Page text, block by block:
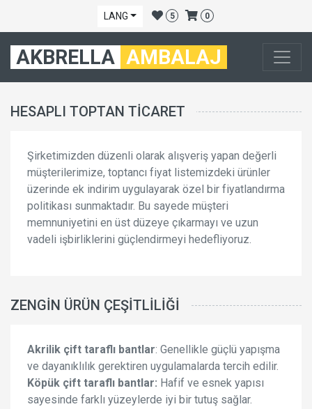
LANG 5 0
AKBRELLA AMBALAJ
HESAPLI TOPTAN TICARET
Şirketimizden düzenli olarak alışveriş yapan değerli
müşterilerimize, toptancı fiyat listemizdeki ürünler
üzerinde ek indirim uygulayarak özel bir fiyatlandırma
politikası sunmaktadır. Bu sayede müşteri
memnuniyetini en üst düzeye çıkarmayı ve uzun
vadeli işbirliklerini güçlendirmeyi hedefliyoruz.
ZENGIN ÜRÜN ÇEŞITLILIĞI
Akrilik çift taraflı bantlar: Genellikle güçlü yapışma
ve dayanıklılık gerektiren uygulamalarda tercih edilir.
Köpük çift taraflı bantlar: Hafif ve esnek yapısı
sayesinde farklı yüzeylerde iyi bir tutuş sağlar.